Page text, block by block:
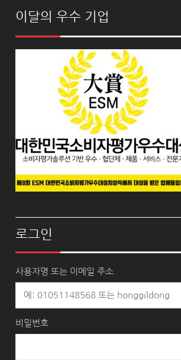
이달의 우수 기업
로그인
사용자명 또는 이메일 주소
비밀번호